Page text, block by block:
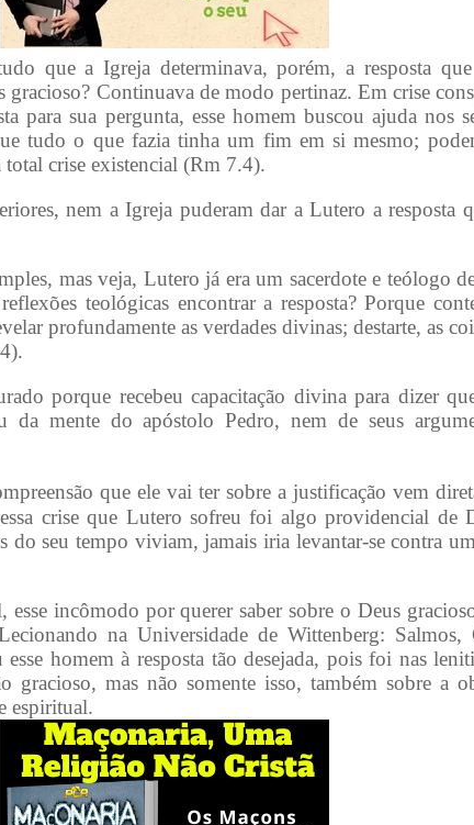
que a Igreja determinava, porém, a resposta
gracioso? Continuava de modo pertinaz. Em crise
para sua pergunta, esse homem buscou ajuda nos
tudo o que fazia tinha um fim em si mesmo;
crise existencial (Rm 7.4).
nem a Igreja puderam dar a Lutero a resposta
mas veja, Lutero já era um sacerdote e teólogo
teológicas encontrar a resposta? Porque
profundamente as verdades divinas; destarte, as
porque recebeu capacitação divina para dizer
da mente do apóstolo Pedro, nem de seus
que ele vai ter sobre a justificação vem
crise que Lutero sofreu foi algo providencial de
do seu tempo viviam, jamais iria levantar-se contra
esse incômodo por querer saber sobre o Deus
na Universidade de Wittenberg: Salmos,
homem à resposta tão desejada, pois foi nas
gracioso, mas não somente isso, também sobre a
espiritual.